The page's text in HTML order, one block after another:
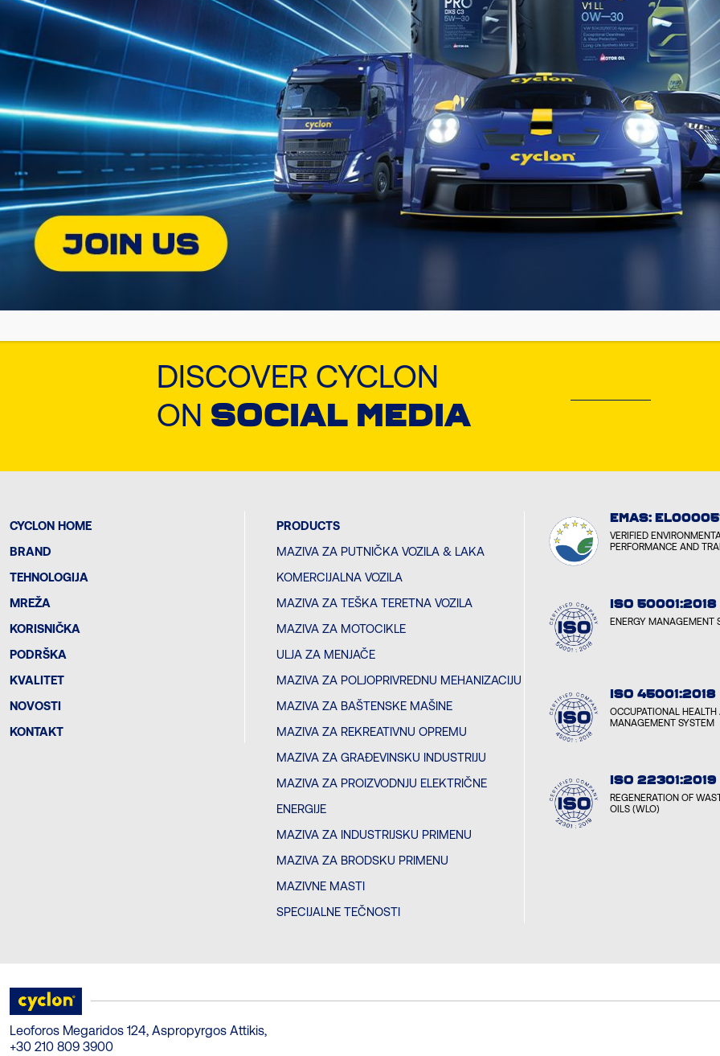
INNOVA™ COMPLEX/WTR 1,5
Jul 08, 2022
INNOVA™ COMPLEX/WTR 2
Jul 08, 2022
INNOVA™ COMPLEX/
DISCOVER CYCLON
ON SOCIAL MEDIA
CYCLON HOME
BRAND
TEHNOLOGIJA
MREŽA
KORISNIČKA
PODRŠKA
KVALITET
NOVOSTI
KONTAKT
PRODUCTS
MAZIVA ZA PUTNIČKA VOZILA & LAKA
KOMERCIJALNA VOZILA
MAZIVA ZA TEŠKA TERETNA VOZILA
MAZIVA ZA MOTOCIKLE
ULJA ZA MENJAČE
MAZIVA ZA POLJOPRIVREDNU MEHANIZACIJU
MAZIVA ZA BAŠTENSKE MAŠINE
MAZIVA ZA REKREATIVNU OPREMU
MAZIVA ZA GRAĐEVINSKU INDUSTRIJU
MAZIVA ZA PROIZVODNJU ELEKTRIČNE
ENERGIJE
MAZIVA ZA INDUSTRIJSKU PRIMENU
MAZIVA ZA BRODSKU PRIMENU
MAZIVNE MASTI
SPECIJALNE TEČNOSTI
EMAS:
VERIFIED
PERFORMANCE AND
ISO 50001:2018
ENERGY MANAGEMENT
ISO 45001:2018
OCCUPATIONAL HEALTH
MANAGEMENT SYSTEM
ISO 22301:2019
REGENERATION OF
OILS (WLO)
Leoforos Megaridos 124, Aspropyrgos Attikis,
+30 210 809 3900